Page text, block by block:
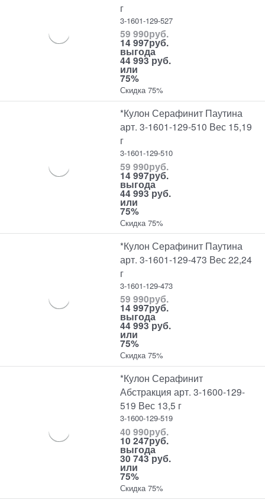
г
3-1601-129-527
59 990руб.
14 997руб.
выгода
44 993 руб.
или
75%
Скидка 75%
*Кулон Серафинит Паутина
арт. 3-1601-129-510 Вес 15,19
г
3-1601-129-510
59 990руб.
14 997руб.
выгода
44 993 руб.
или
75%
Скидка 75%
*Кулон Серафинит Паутина
арт. 3-1601-129-473 Вес 22,24
г
3-1601-129-473
59 990руб.
14 997руб.
выгода
44 993 руб.
или
75%
Скидка 75%
*Кулон Серафинит
Абстракция арт. 3-1600-129-
519 Вес 13,5 г
3-1600-129-519
40 990руб.
10 247руб.
выгода
30 743 руб.
или
75%
Скидка 75%